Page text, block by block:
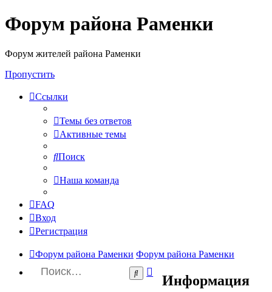
Форум района Раменки
Форум жителей района Раменки
Пропустить
Ссылки
Темы без ответов
Активные темы
Поиск
Наша команда
FAQ
Вход
Регистрация
Форум района Раменки Форум района Раменки
Поиск
поиск
Информация